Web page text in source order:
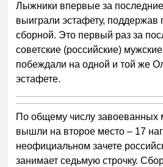
Лыжники впервые за последние
выиграли эстафету, поддержав
сборной. Это первый раз за
советские (российские)
побеждали на одной и той же
эстафете.
По общему числу завоеванных
вышли на второе место – 17
неофициальном зачете
занимает седьмую строчку.